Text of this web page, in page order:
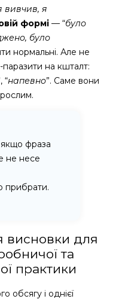
вивчив, я
формі — “було
було
нормальні. Але не
на кшталт:
“напевно”. Саме вони
якщо фраза
не несе
прибрати.
висновки для
та
практики
обсягу і однієї